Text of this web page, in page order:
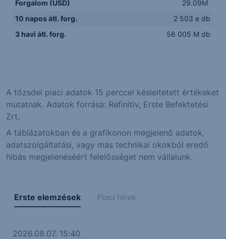
Forgalom (USD)
29.09M
10 napos átl. forg.
2 503 e db
3 havi átl. forg.
56 005 M db
A tőzsdei piaci adatok 15 perccel késleltetett értékeket
mutatnak. Adatok forrása: Refinitiv, Erste Befektetési
Zrt.
A táblázatokban és a grafikonon megjelenő adatok,
adatszolgáltatási, vagy más technikai okokból eredő
hibás megjelenéséért felelősséget nem vállalunk.
Erste elemzések Piaci hírek
2026.08.07. 15:40